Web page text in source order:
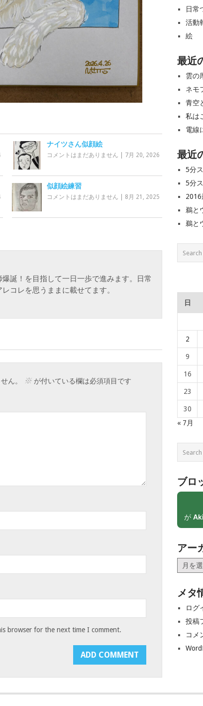
ナイツさん似顔絵
コメントはまだありません 7月 20, 2026
似顔絵練習
コメントはまだありません 8月 21, 2025
誕！を目指して一日一歩で進みます。日常
コレを思うままに載せてます。
ん。 ※ が付いている欄は必須項目です
browser for the next time I comment.
日常
活動
絵
最近
雲の
ネモ
青空
私は
電線
最近
5分
5分
鵜と
鵜と
日
2
9
16
23
30
« 7月
ブロ
が
アー
ア
ー
イ
メタ
ログ
投稿
コメ